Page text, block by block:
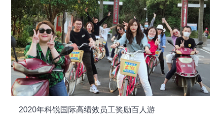
2020年科锐国际高绩效员工奖励百人游